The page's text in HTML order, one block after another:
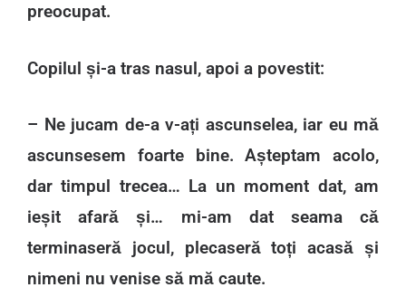
preocupat.
Copilul și-a tras nasul, apoi a povestit:
– Ne jucam de-a v-ați ascunselea, iar eu mă
ascunsesem foarte bine. Așteptam acolo,
dar timpul trecea… La un moment dat, am
ieșit afară și… mi-am dat seama că
terminaseră jocul, plecaseră toți acasă și
nimeni nu venise să mă caute.